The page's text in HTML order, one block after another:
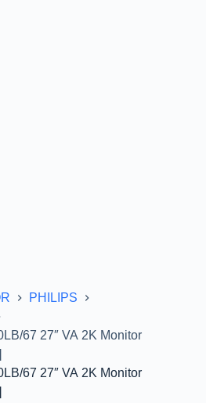
PHILIPS
67 27″ VA 2K Monitor
67 27″ VA 2K Monitor